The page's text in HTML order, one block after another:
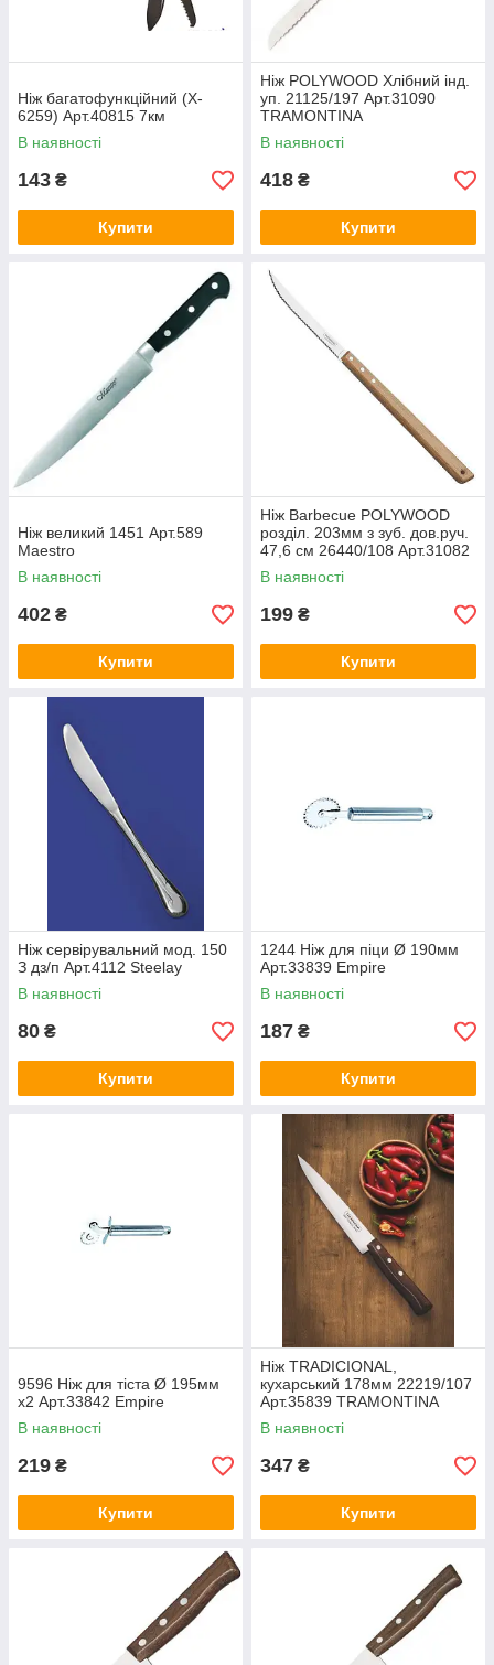
Ніж багатофункційний (X-
6259) Арт.40815 7км
В наявності
143 ₴
Купити
Ніж POLYWOOD Хлібний інд.
уп. 21125/197 Арт.31090
TRAMONTINA
В наявності
418 ₴
Купити
Ніж великий 1451 Арт.589
Maestro
В наявності
402 ₴
Купити
Ніж Barbecue POLYWOOD
розділ. 203мм з зуб. дов.руч.
47,6 см 26440/108 Арт.31082
TRAMONTINA
В наявності
199 ₴
Купити
Ніж сервірувальний мод. 150
З дз/п Арт.4112 Steelay
В наявності
80 ₴
Купити
1244 Ніж для піци Ø 190мм
Арт.33839 Empire
В наявності
187 ₴
Купити
9596 Ніж для тіста Ø 195мм
х2 Арт.33842 Empire
В наявності
219 ₴
Купити
Ніж TRADICIONAL,
кухарський 178мм 22219/107
Арт.35839 TRAMONTINA
В наявності
347 ₴
Купити